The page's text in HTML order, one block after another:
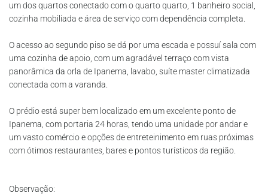
um dos quartos conectado com o quarto quarto, 1 banheiro social,
cozinha mobiliada e área de serviço com dependência completa.
O acesso ao segundo piso se dá por uma escada e possuí sala com
uma cozinha de apoio, com um agradável terraço com vista
panorâmica da orla de Ipanema, lavabo, suíte master climatizada
conectada com a varanda.
O prédio está super bem localizado em um excelente ponto de
Ipanema, com portaria 24 horas, tendo uma unidade por andar e
um vasto comércio e opções de entreteinimento em ruas próximas
com ótimos restaurantes, bares e pontos turísticos da região.
Observação: